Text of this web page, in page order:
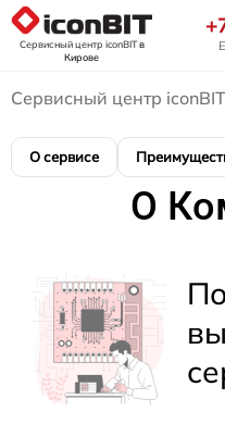
Сервисный центр iconBITв
Кирове
Сервисный центр iconBIT
О сервисе
О